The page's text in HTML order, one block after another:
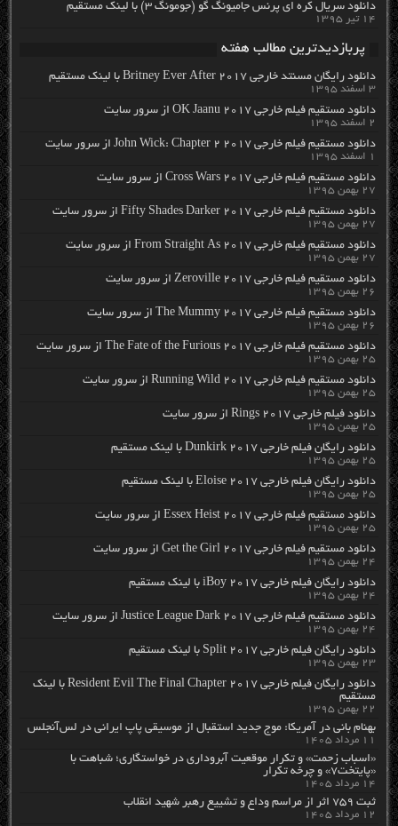
دانلود سریال کره ای پرنس جامیونگ گو (جومونگ ۳) با لینک مستقیم
۱۴ تیر ۱۳۹۵
پربازدیدترین مطالب هفته
دانلود رایگان مسنتد خارجی Britney Ever After 2017 با لینک مستقیم
۳ اسفند ۱۳۹۵
دانلود مستقیم فیلم خارجی OK Jaanu 2017 از سرور سایت
۲ اسفند ۱۳۹۵
دانلود مستقیم فیلم خارجی John Wick: Chapter 2 2017 از سرور سایت
۱ اسفند ۱۳۹۵
دانلود مستقیم فیلم خارجی Cross Wars 2017 از سرور سایت
۲۷ بهمن ۱۳۹۵
دانلود مستقیم فیلم خارجی Fifty Shades Darker 2017 از سرور سایت
۲۷ بهمن ۱۳۹۵
دانلود مستقیم فیلم خارجی From Straight As 2017 از سرور سایت
۲۷ بهمن ۱۳۹۵
دانلود مستقیم فیلم خارجی Zeroville 2017 از سرور سایت
۲۶ بهمن ۱۳۹۵
دانلود مستقیم فیلم خارجی The Mummy 2017 از سرور سایت
۲۶ بهمن ۱۳۹۵
دانلود مستقیم فیلم خارجی The Fate of the Furious 2017 از سرور سایت
۲۵ بهمن ۱۳۹۵
دانلود مستقیم فیلم خارجی Running Wild 2017 از سرور سایت
۲۵ بهمن ۱۳۹۵
دانلود فیلم خارجی Rings 2017 از سرور سایت
۲۵ بهمن ۱۳۹۵
دانلود رایگان فیلم خارجی Dunkirk 2017 با لینک مستقیم
۲۵ بهمن ۱۳۹۵
دانلود رایگان فیلم خارجی Eloise 2017 با لینک مستقیم
۲۵ بهمن ۱۳۹۵
دانلود مستقیم فیلم خارجی Essex Heist 2017 از سرور سایت
۲۵ بهمن ۱۳۹۵
دانلود مستقیم فیلم خارجی Get the Girl 2017 از سرور سایت
۲۴ بهمن ۱۳۹۵
دانلود رایگان فیلم خارجی iBoy 2017 با لینک مستقیم
۲۴ بهمن ۱۳۹۵
دانلود مستقیم فیلم خارجی Justice League Dark 2017 از سرور سایت
۲۴ بهمن ۱۳۹۵
دانلود رایگان فیلم خارجی Split 2017 با لینک مستقیم
۲۳ بهمن ۱۳۹۵
دانلود رایگان فیلم خارجی Resident Evil The Final Chapter 2017 با لینک
مستقیم
۲۲ بهمن ۱۳۹۵
بهنام بانی در آمریکا: موج جدید استقبال از موسیقی پاپ ایرانی در لس‌آنجلس
۱۱ مرداد ۱۴۰۵
«اسباب زحمت» و تکرار موقعیت آبروداری در خواستگاری؛ شباهت با
«پایتخت۷» و چرخه تکرار
۱۴ مرداد ۱۴۰۵
ثبت ۷۵۹ اثر از مراسم وداع و تشییع رهبر شهید انقلاب
۱۲ مرداد ۱۴۰۵